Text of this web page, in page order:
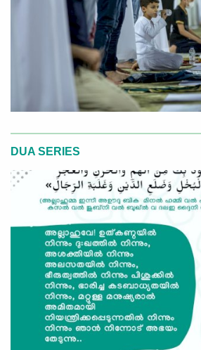
DUA SERIES